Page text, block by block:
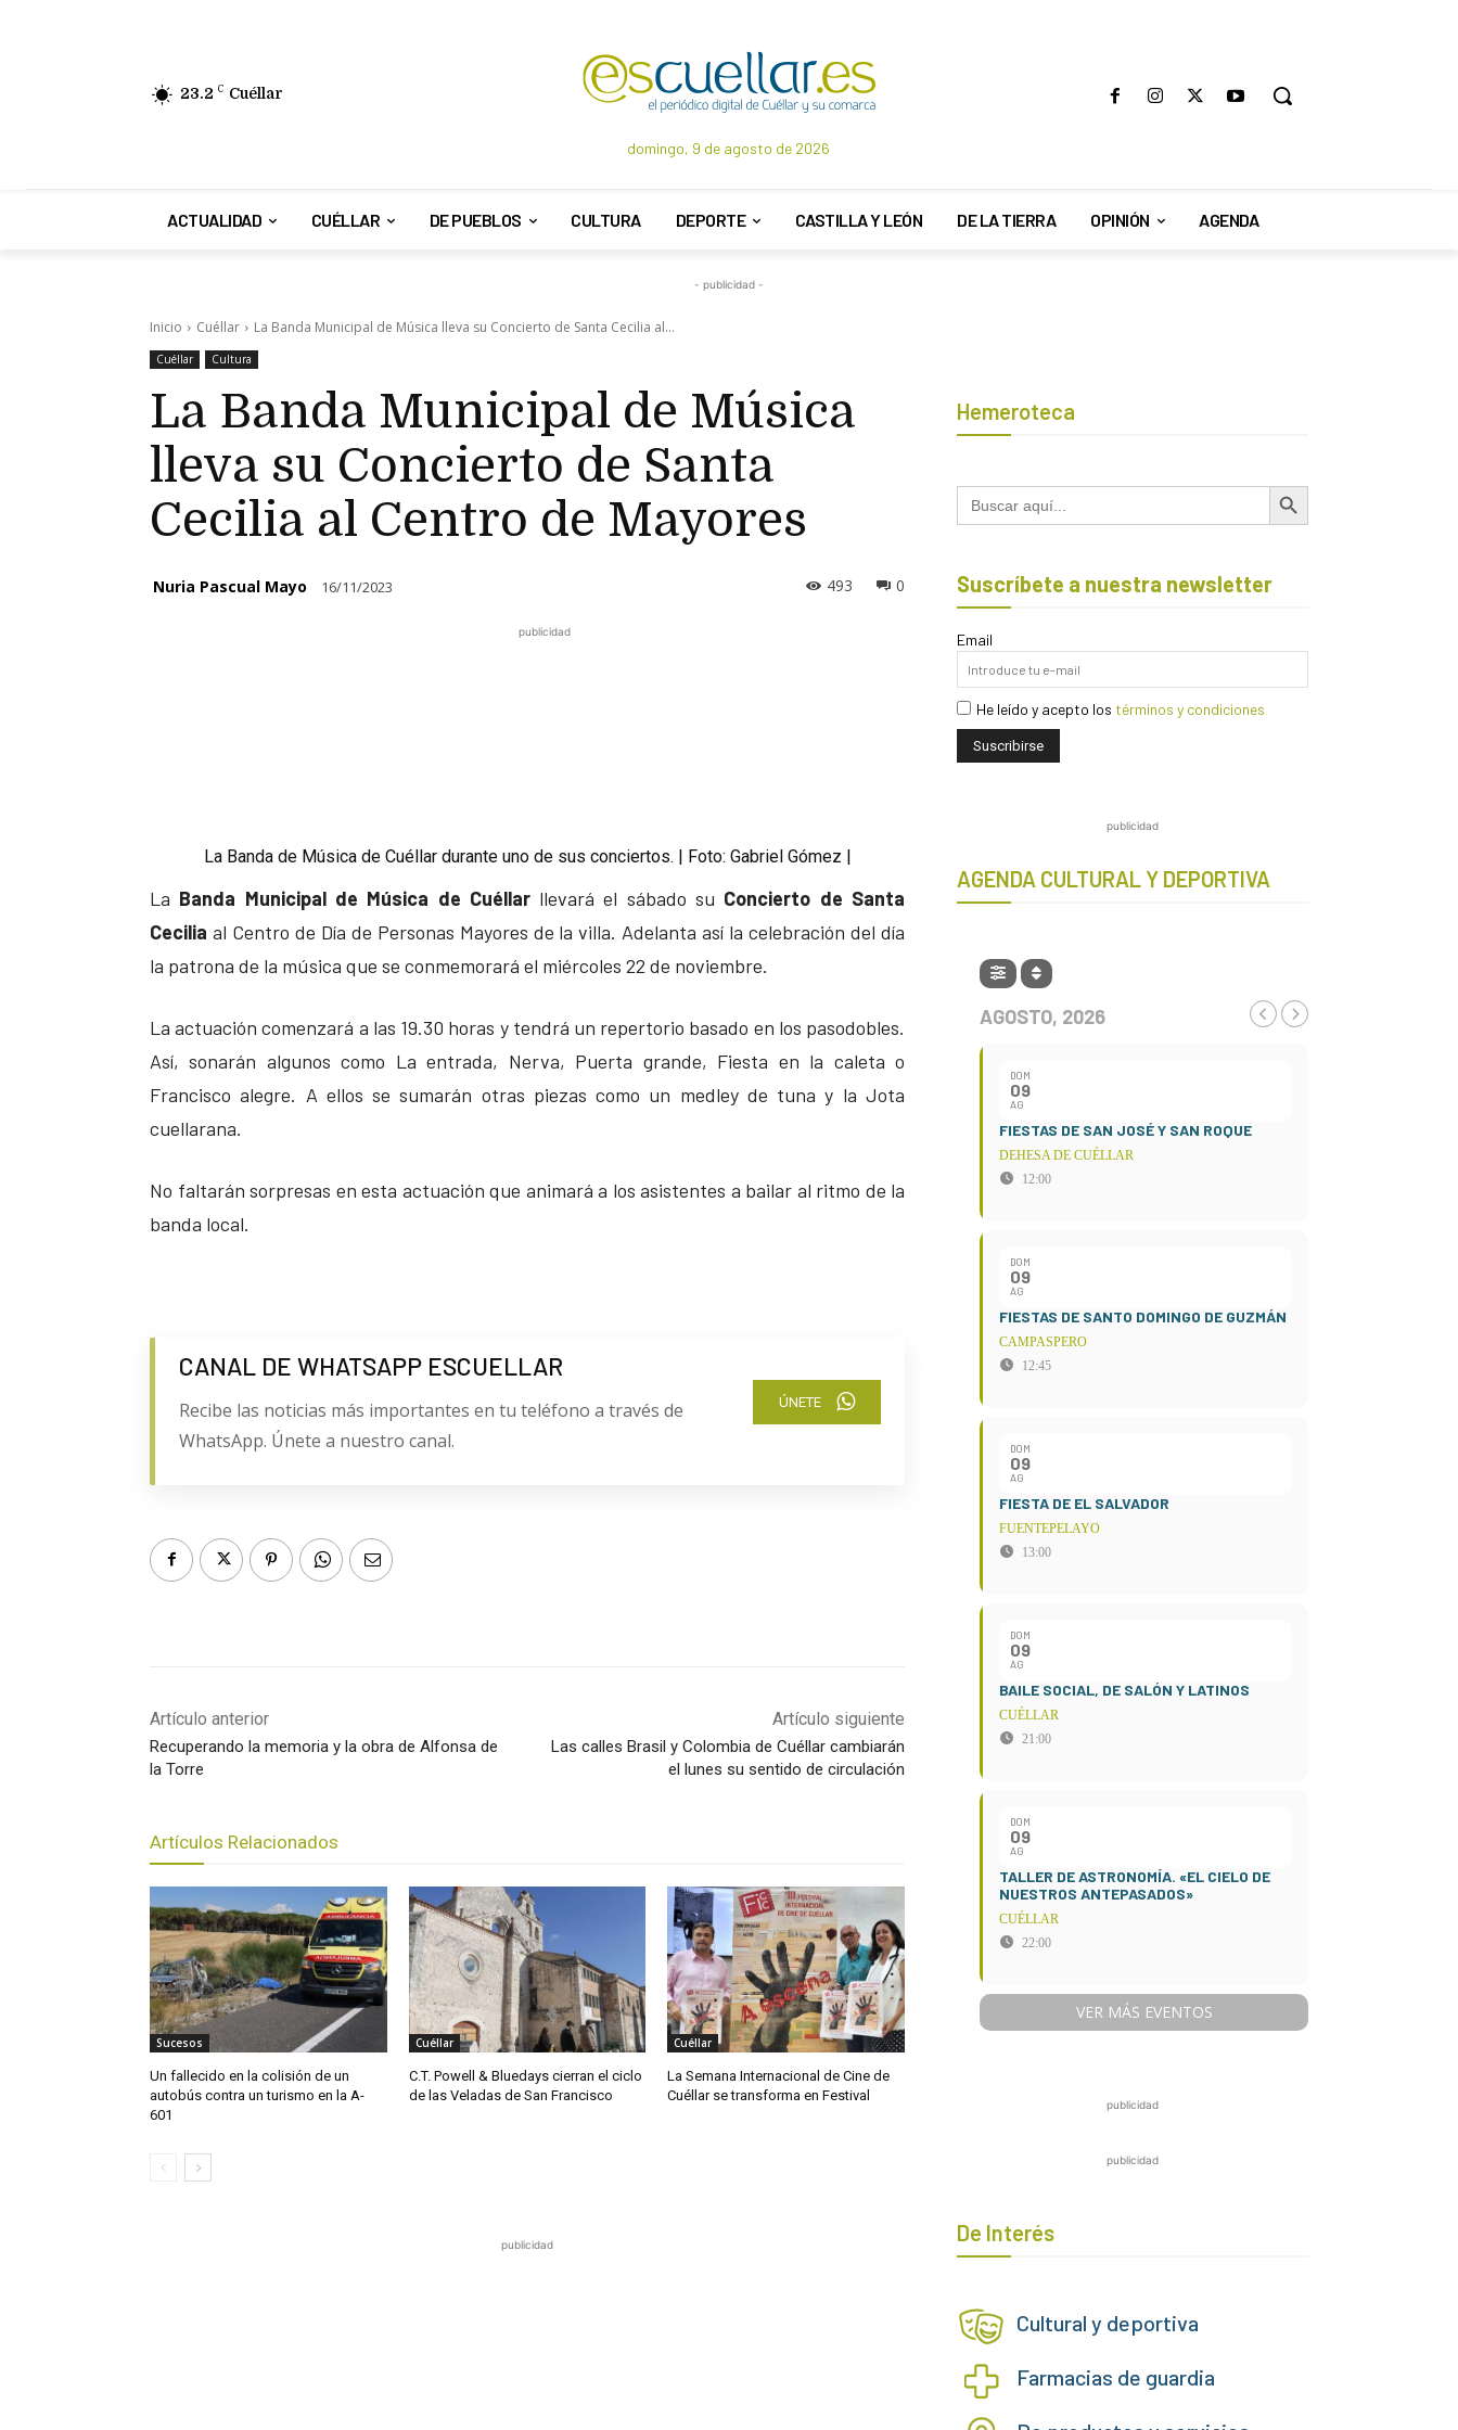
23.2 C Cuéllar
domingo, 9 de agosto de 2026
ACTUALIDAD CUÉLLAR DE PUEBLOS CULTURA DEPORTE CASTILLA Y LEÓN DE LA TIERRA OPINIÓN AGENDA
- publicidad -
Inicio Cuéllar La Banda Municipal de Música lleva su Concierto de Santa Cecilia al...
Cuéllar Cultura
La Banda Municipal de Música
lleva su Concierto de Santa
Cecilia al Centro de Mayores
Nuria Pascual Mayo 16/11/2023 0
493
publicidad
La Banda de Música de Cuéllar durante uno de sus conciertos. | Foto: Gabriel Gómez |
La Banda Municipal de Música de Cuéllarllevará el sábado su Concierto de Santa
Cecilia al Centro de Día de Personas Mayores de la villa. Adelanta así la celebración del día
la patrona de la música que se conmemorará el miércoles 22 de noviembre.
La actuación comenzará a las 19.30 horas y tendrá un repertorio basado en los pasodobles.
Así, sonarán algunos como La entrada, Nerva, Puerta grande, Fiesta en la caleta o
Francisco alegre. A ellos se sumarán otras piezas como un medley de tuna y la Jota
cuellarana.
No faltarán sorpresas en esta actuación que animará a los asistentes a bailar al ritmo de la
banda local.
CANAL DE WHATSAPP ESCUELLAR
Recibe las noticias más importantes en tu teléfono a través de
WhatsApp. Únete a nuestro canal.
ÚNETE
Artículo anterior
Recuperando la memoria y la obra de Alfonsa de
la Torre
Artículo siguiente
Las calles Brasil y Colombia de Cuéllar cambiarán
el lunes su sentido de circulación
Artículos Relacionados
Sucesos
Un fallecido en la colisión de un
autobús contra un turismo en la A-
601
Cuéllar
C.T. Powell & Bluedays cierran el ciclo
de las Veladas de San Francisco
Cuéllar
La Semana Internacional de Cine de
Cuéllar se transforma en Festival
publicidad
Hemeroteca
Buscar: Botón de búsqueda
Suscríbete a nuestra newsletter
Email
He leído y acepto los términos y condiciones
publicidad
AGENDA CULTURAL Y DEPORTIVA
AGOSTO, 2026
DOM
09
AG
FIESTAS DE SAN JOSÉ Y SAN ROQUE
DEHESA DE CUÉLLAR
12:00
DOM
09
AG
FIESTAS DE SANTO DOMINGO DE GUZMÁN
CAMPASPERO
12:45
DOM
09
AG
FIESTA DE EL SALVADOR
FUENTEPELAYO
13:00
DOM
09
AG
BAILE SOCIAL, DE SALÓN Y LATINOS
CUÉLLAR
21:00
DOM
09
AG
TALLER DE ASTRONOMÍA. «EL CIELO DE
NUESTROS ANTEPASADOS»
CUÉLLAR
22:00
VER MÁS EVENTOS
publicidad
publicidad
De Interés
Cultural y deportiva
Farmacias de guardia